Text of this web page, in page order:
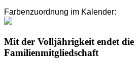
Farbenzuordnung im Kalender:
Mit der Volljährigkeit endet die
Familienmitgliedschaft